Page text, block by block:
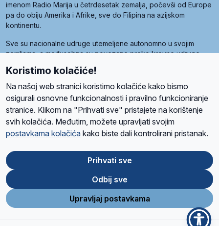
imenom Radio Marija u četrdesetak zemalja, počevši od Europe
pa do obiju Amerika i Afrike, sve do Filipina na azijskom
kontinentu.
Sve su nacionalne udruge utemeljene autonomno u svojim
zemljama, a međusobna su povezane preko krovne udruge
Radio Maria). Svjetsku obitelj utemeljilo je sedam članica, među
kojima je i hrvatska Udruga Radio Marija.
O namaRadio ProgramVolonteriPrijateljiKontaktPravila privatnosti
Ova stranica je zaštićena Google reCAPTCHA sustavom
Store
Google
Play
Koristimo kolačiće!
Na našoj web stranici koristimo kolačiće kako bismo
osigurali osnovne funkcionalnosti i pravilno funkcioniranje
stranice. Klikom na "Prihvati sve" pristajete na korištenje
svih kolačića. Međutim, možete upravljati svojim
postavkama kolačića kako biste dali kontrolirani pristanak.
Prihvati sve
Odbij sve
Upravljaj postavkama